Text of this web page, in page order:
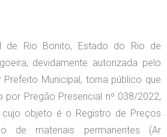
de Rio Bonito, Estado do Rio de
devidamente autorizada pelo
Prefeito Municipal, torna público que
por Pregão Presencial nº 038/2022,
cujo objeto é o Registro de Preços
de materiais permanentes (Ar